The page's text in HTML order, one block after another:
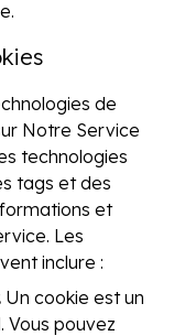
de
Notre Service
technologies
tags et des
et
Les
inclure :
Un cookie est un
Vous pouvez